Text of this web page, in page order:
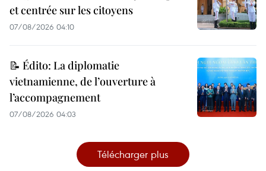
et centrée sur les citoyens
07/08/2026 04:10
📝 Édito: La diplomatie
vietnamienne, de l’ouverture à
l’accompagnement
07/08/2026 04:03
Télécharger plus